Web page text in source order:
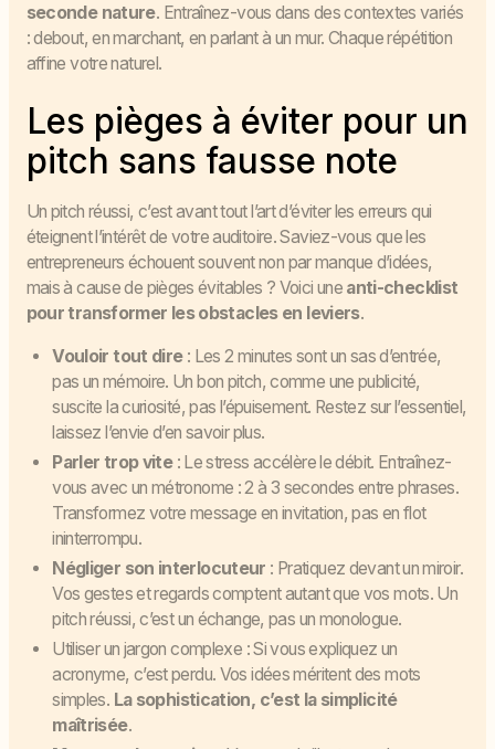
seconde nature. Entraînez-vous dans des contextes variés
: debout, en marchant, en parlant à un mur. Chaque répétition
affine votre naturel.
Les pièges à éviter pour un
pitch sans fausse note
Un pitch réussi, c’est avant tout l’art d’éviter les erreurs qui
éteignent l’intérêt de votre auditoire. Saviez-vous que les
entrepreneurs échouent souvent non par manque d’idées,
mais à cause de pièges évitables ? Voici une anti-checklist
pour transformer les obstacles en leviers.
Vouloir tout dire: Les 2 minutes sont un sas d’entrée,
pas un mémoire. Un bon pitch, comme une publicité,
suscite la curiosité, pas l’épuisement. Restez sur l’essentiel,
laissez l’envie d’en savoir plus.
Parler trop vite: Le stress accélère le débit. Entraînez-
vous avec un métronome : 2 à 3 secondes entre phrases.
Transformez votre message en invitation, pas en flot
ininterrompu.
Négliger son interlocuteur : Pratiquez devant un miroir.
Vos gestes et regards comptent autant que vos mots. Un
pitch réussi, c’est un échange, pas un monologue.
Utiliser un jargon complexe : Si vous expliquez un
acronyme, c’est perdu. Vos idées méritent des mots
simples. La sophistication, c’est la simplicité
maîtrisée.